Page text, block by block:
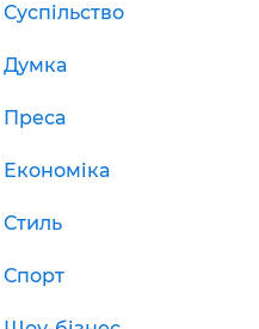
Суспільство
Думка
Преса
Економіка
Стиль
Спорт